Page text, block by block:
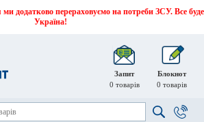
додатково перераховуємо на потреби ЗСУ. Все буде
Україна!
Запит
0 товарів
Блокнот
0 товарів